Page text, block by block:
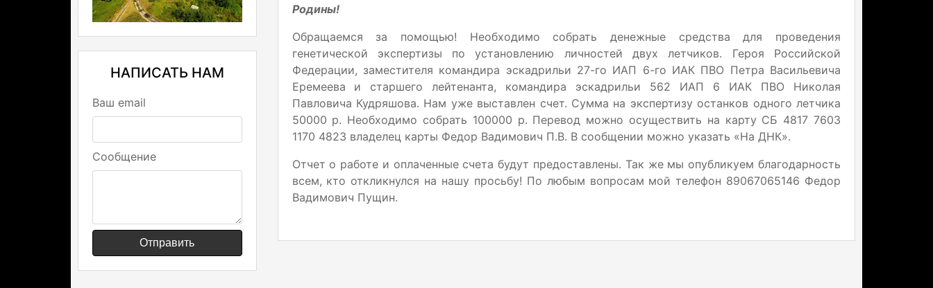
НАПИСАТЬ НАМ
Ваш email
Сообщение
Отправить
Родины!
Обращаемся за помощью! Необходимо собрать денежные средства для проведения
генетической экспертизы по установлению личностей двух летчиков. Героя Российской
Федерации, заместителя командира эскадрильи 27-го ИАП 6-го ИАК ПВО Петра Васильевича
Еремеева и старшего лейтенанта, командира эскадрильи 562 ИАП 6 ИАК ПВО Николая
Павловича Кудряшова. Нам уже выставлен счет. Сумма на экспертизу останков одного летчика
50000 р. Необходимо собрать 100000 р. Перевод можно осуществить на карту СБ 4817 7603
1170 4823 владелец карты Федор Вадимович П.В. В сообщении можно указать «На ДНК».
Отчет о работе и оплаченные счета будут предоставлены. Так же мы опубликуем благодарность
всем, кто откликнулся на нашу просьбу! По любым вопросам мой телефон 89067065146 Федор
Вадимович Пущин.